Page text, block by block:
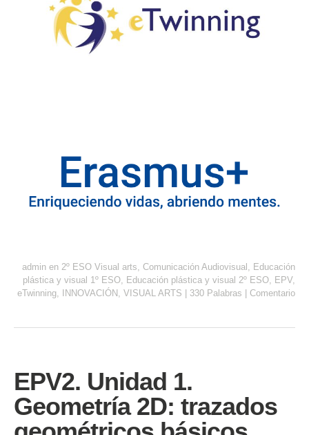
admin en 2º ESO Visual arts Comunicación Audiovisual
Educación
plástica y visual 1º ESO
Educación plástica y visual 2º ESO EPV,
eTwinning
INNOVACIÓN VISUAL ARTS 330 Palabras Comentario
EPV2. Unidad 1.
Geometría 2D: trazados